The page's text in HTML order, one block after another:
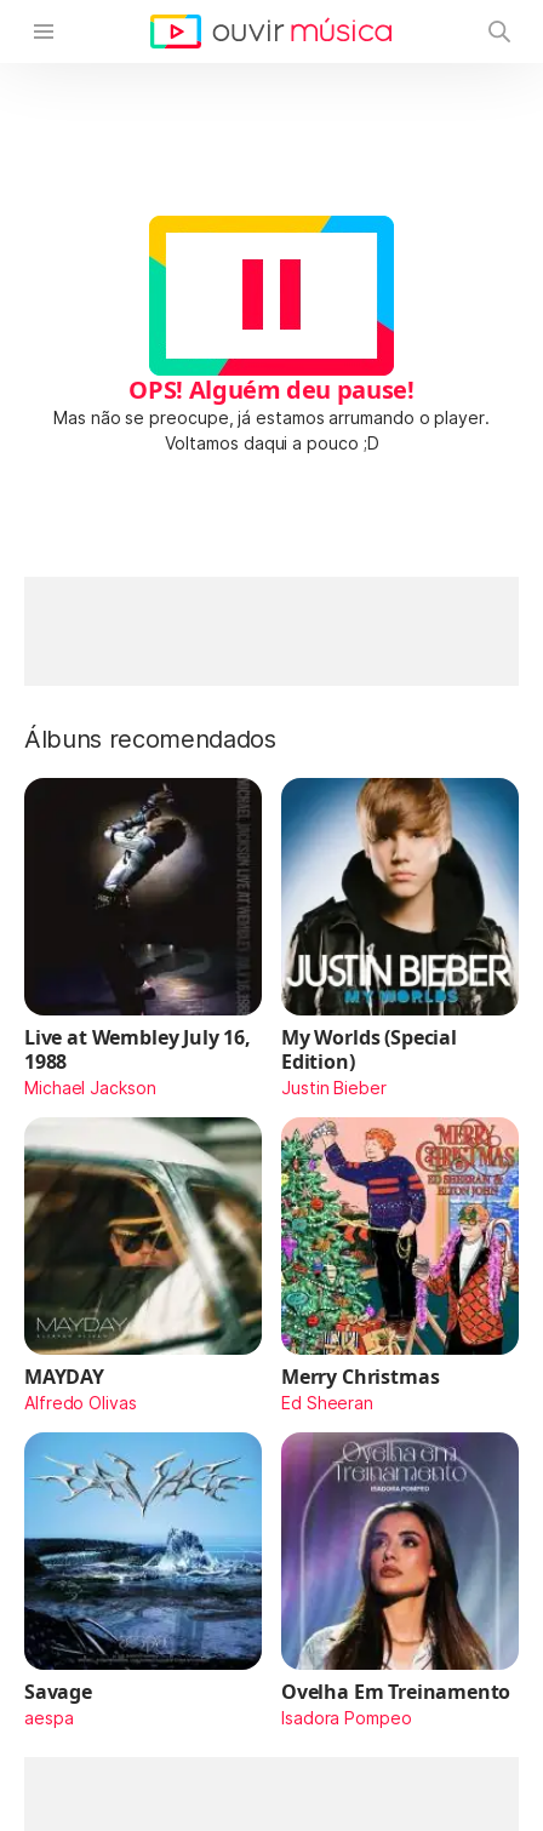
OPS! Alguém deu pause!
Mas não se preocupe, já estamos arrumando o player.
Voltamos daqui a pouco ;D
Álbuns recomendados
Live at Wembley July 16,
1988
Michael Jackson
My Worlds (Special
Edition)
Justin Bieber
MAYDAY
Alfredo Olivas
Merry Christmas
Ed Sheeran
Savage
aespa
Ovelha Em Treinamento
Isadora Pompeo